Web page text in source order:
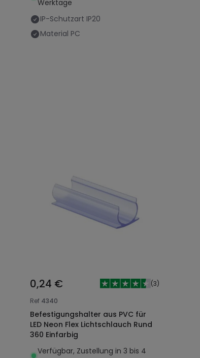
Werktage
IP-Schutzart IP20
Material PC
0,24 € (3)
Ref 4340
Befestigungshalter aus PVC für
LED Neon Flex Lichtschlauch Rund
360 Einfarbig
Verfügbar, Zustellung in 3 bis 4